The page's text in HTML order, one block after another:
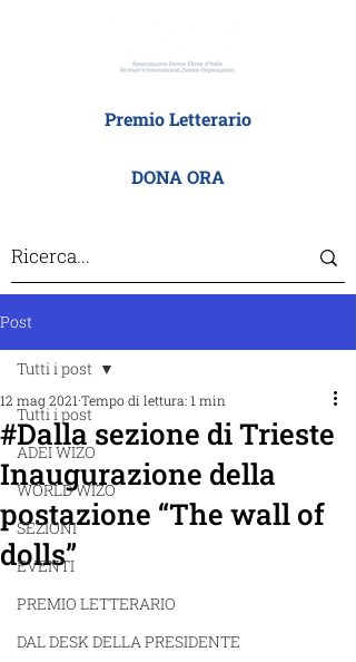
Premio Letterario
DONA ORA
Post
Tutti i post
ADEI WIZO
WORLD WIZO
SEZIONI
EVENTI
PREMIO LETTERARIO
DAL DESK DELLA PRESIDENTE
Tutti i post
#Dalla sezione di Trieste
Inaugurazione della
postazione “The wall of
dolls”
12 mag 2021 Tempo di lettura: 1 min